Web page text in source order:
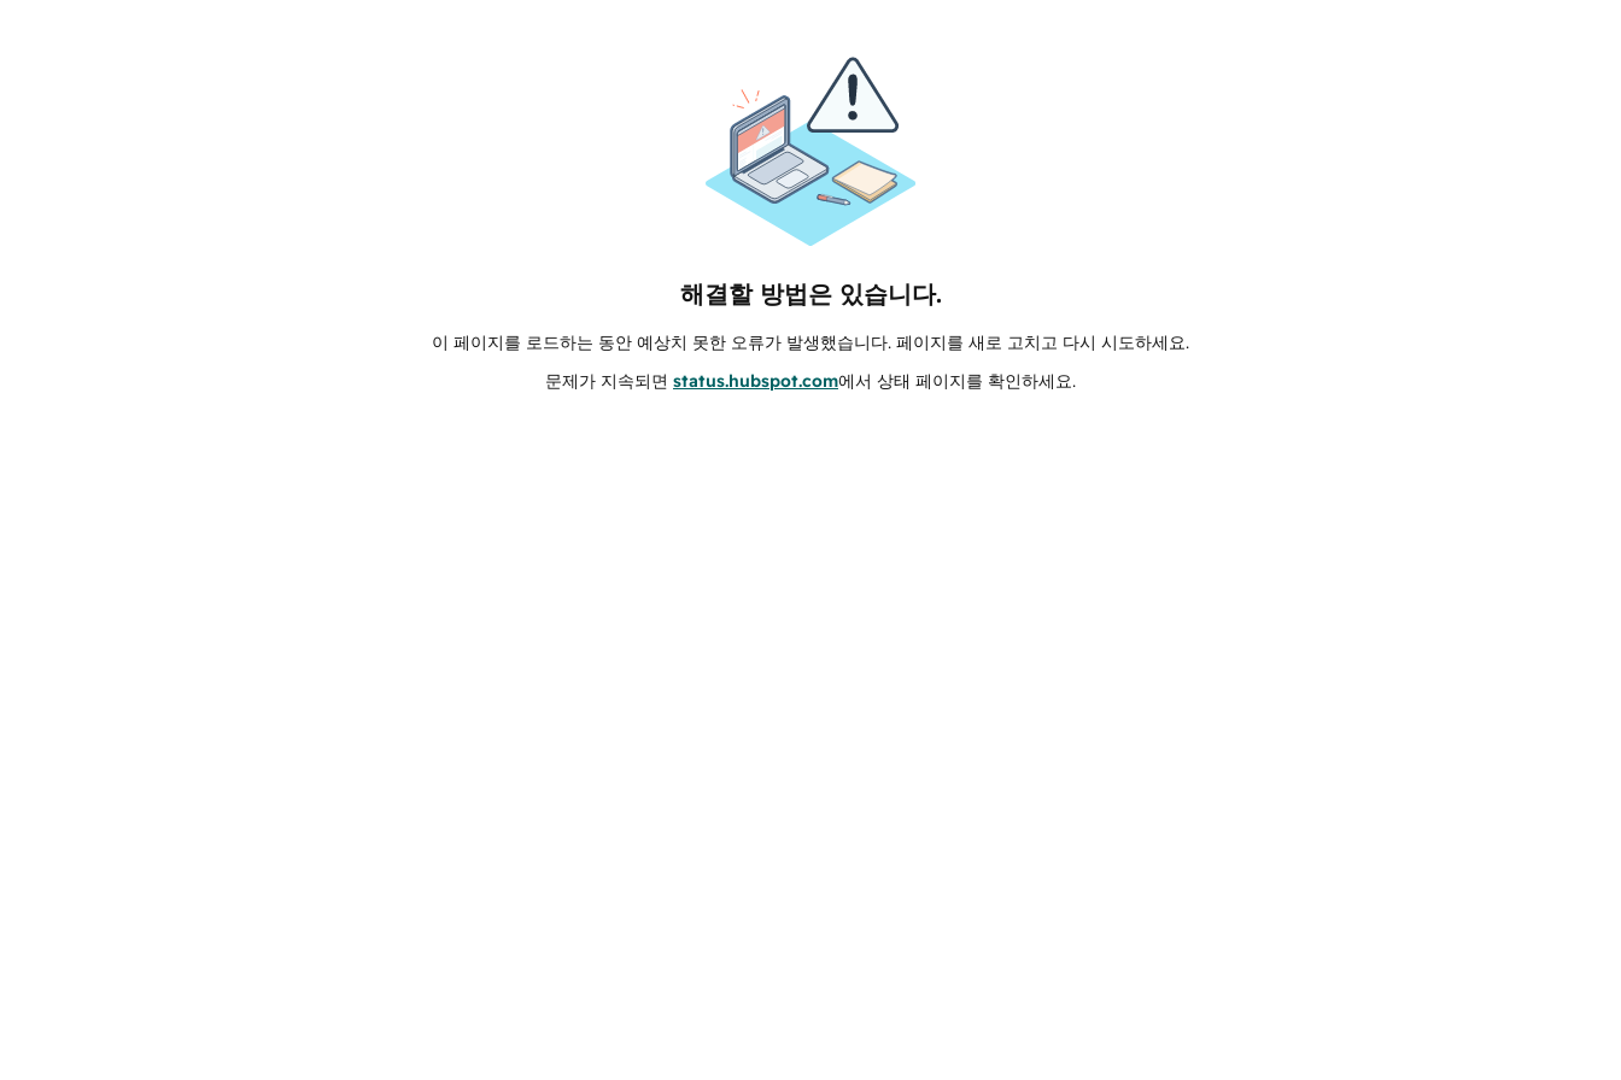
해결할 방법은 있습니다.
이 페이지를 로드하는 동안 예상치 못한 오류가 발생했습니다. 페이지를 새로 고치고 다시 시도하세요.
문제가 지속되면 status.hubspot.com에서 상태 페이지를 확인하세요.